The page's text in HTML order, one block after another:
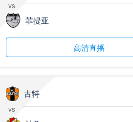
vs
菲提亚
高清直播
古特
vs